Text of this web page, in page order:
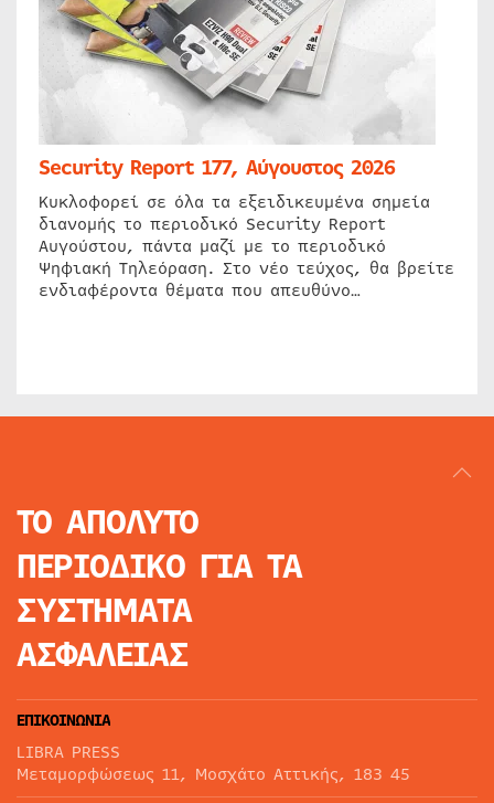
Security Report 177, Αύγουστος 2026
Κυκλοφορεί σε όλα τα εξειδικευμένα σημεία
διανομής το περιοδικό Security Report
Αυγούστου, πάντα μαζί με το περιοδικό
Ψηφιακή Τηλεόραση. Στο νέο τεύχος, θα βρείτε
ενδιαφέροντα θέματα που απευθύνο…
ΤΟ ΑΠΟΛΥΤΟ
ΠΕΡΙΟΔΙΚΟ ΓΙΑ ΤΑ
ΣΥΣΤΗΜΑΤΑ
ΑΣΦΑΛΕΙΑΣ
ΕΠΙΚΟΙΝΩΝΙΑ
LIBRA PRESS
Μεταμορφώσεως 11, Μοσχάτο Αττικής, 183 45